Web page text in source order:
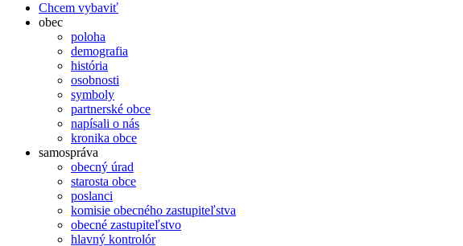
Chcem vybaviť
obec
poloha
demografia
história
osobnosti
symboly
partnerské obce
napísali o nás
kronika obce
samospráva
obecný úrad
starosta obce
poslanci
komisie obecného zastupiteľstva
obecné zastupiteľstvo
hlavný kontrolór